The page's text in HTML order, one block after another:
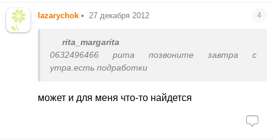
lazarychok • 27 декабря 2012 4
rita_margarita
0632496466 рита позвоните завтра с
утра.есть подработки
может и для меня что-то найдется